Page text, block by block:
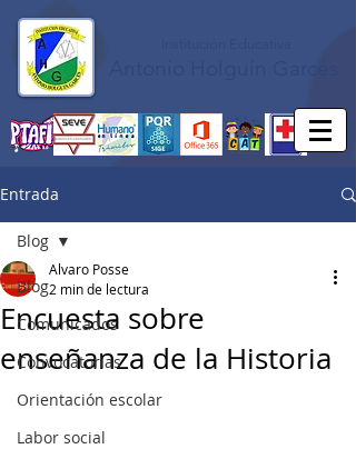
Entrada
Blog
Comunicados
Convocatorias
Orientación escolar
Labor social
Blog
Encuesta sobre
enseñanza de la Historia
Alvaro Posse
2 min de lectura